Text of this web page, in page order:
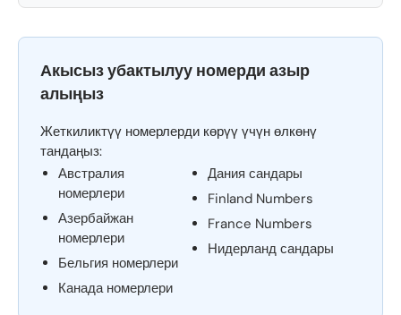
Акысыз убактылуу номерди азыр
алыңыз
Жеткиликтүү номерлерди көрүү үчүн өлкөнү
тандаңыз:
Австралия
номерлери
Азербайжан
номерлери
Бельгия номерлери
Канада номерлери
Дания сандары
Finland Numbers
France Numbers
Нидерланд сандары